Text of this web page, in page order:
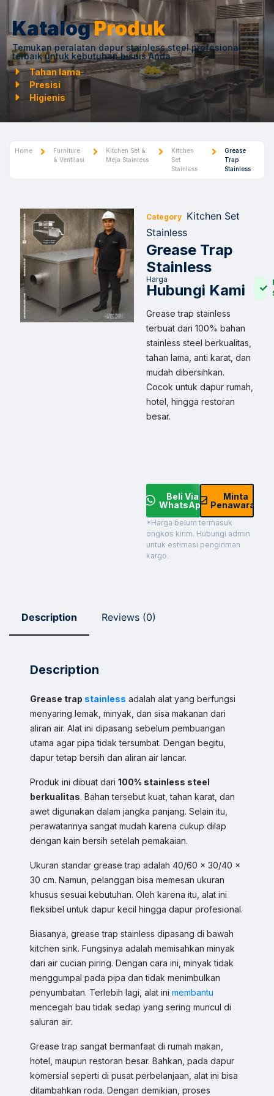
KatalogProduk
Temukan peralatan dapur stainless steel profesional
terbaik untuk kebutuhan bisnis Anda.
Tahan lama
Presisi
Higienis
Home
Furniture
& Ventilasi
Kitchen Set &
Meja Stainless
Kitchen
Set
Stainless
Grease
Trap
Stainless
Category Kitchen Set
Stainless
Grease Trap
Stainless
Harga
Hubungi Kami
Grease trap stainless
terbuat dari 100% bahan
stainless steel berkualitas,
tahan lama, anti karat, dan
mudah dibersihkan.
Cocok untuk dapur rumah,
hotel, hingga restoran
besar.
Beli Via
WhatsApp
Minta
Penawaran
*Harga belum termasuk
ongkos kirim. Hubungi admin
untuk estimasi pengiriman
kargo.
Description Reviews (0)
Description
Grease trap stainless adalah alat yang berfungsi
menyaring lemak, minyak, dan sisa makanan dari
aliran air. Alat ini dipasang sebelum pembuangan
utama agar pipa tidak tersumbat. Dengan begitu,
dapur tetap bersih dan aliran air lancar.
Produk ini dibuat dari 100% stainless steel
berkualitas. Bahan tersebut kuat, tahan karat, dan
awet digunakan dalam jangka panjang. Selain itu,
perawatannya sangat mudah karena cukup dilap
dengan kain bersih setelah pemakaian.
Ukuran standar grease trap adalah 40/60 x 30/40 x
30 cm. Namun, pelanggan bisa memesan ukuran
khusus sesuai kebutuhan. Oleh karena itu, alat ini
fleksibel untuk dapur kecil hingga dapur profesional.
Biasanya, grease trap stainless dipasang di bawah
kitchen sink. Fungsinya adalah memisahkan minyak
dari air cucian piring. Dengan cara ini, minyak tidak
menggumpal pada pipa dan tidak menimbulkan
penyumbatan. Terlebih lagi, alat ini membantu
mencegah bau tidak sedap yang sering muncul di
saluran air.
Grease trap sangat bermanfaat di rumah makan,
hotel, maupun restoran besar. Bahkan, pada dapur
komersial seperti di pusat perbelanjaan, alat ini bisa
ditambahkan roda. Dengan demikian, proses